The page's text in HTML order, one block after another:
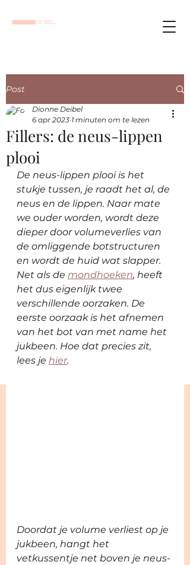
Post
Fillers: de neus-lippen
plooi
Dionne Deibel
6 apr 2023 1 minuten om te lezen
De neus-lippen plooi is het
stukje tussen, je raadt het al, de
neus en de lippen. Naar mate
we ouder worden, wordt deze
dieper door volumeverlies van
de omliggende botstructuren
en wordt de huid wat slapper.
Net als de mondhoeken, heeft
het dus eigenlijk twee
verschillende oorzaken. De
eerste oorzaak is het afnemen
van het bot van met name het
jukbeen. Hoe dat precies zit,
lees je hier.
Doordat je volume verliest op je
jukbeen, hangt het
vetkussentje net boven je neus-